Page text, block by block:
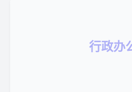
行政办